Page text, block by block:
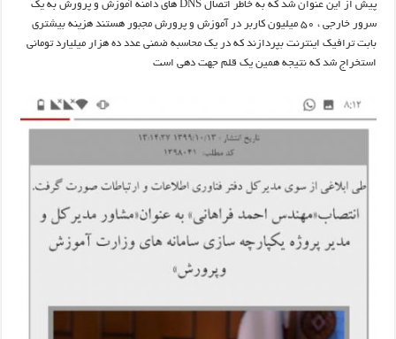
پیش از این عنوان شد که به خاطر اتصال DNS های دامنه آموزش و پرورش به یک
سرور خارجی ، ۵۰ میلیون کاربر در آموزش و پرورش مجبور هستند هزینه بیشتری
بابت ترافیک اینترنت بپردازند که در یک محاسبه ضمنی عدد ده هزار میلیارد تومانی
استخراج شد که نتیجه همین یک قلم جهت دهی است